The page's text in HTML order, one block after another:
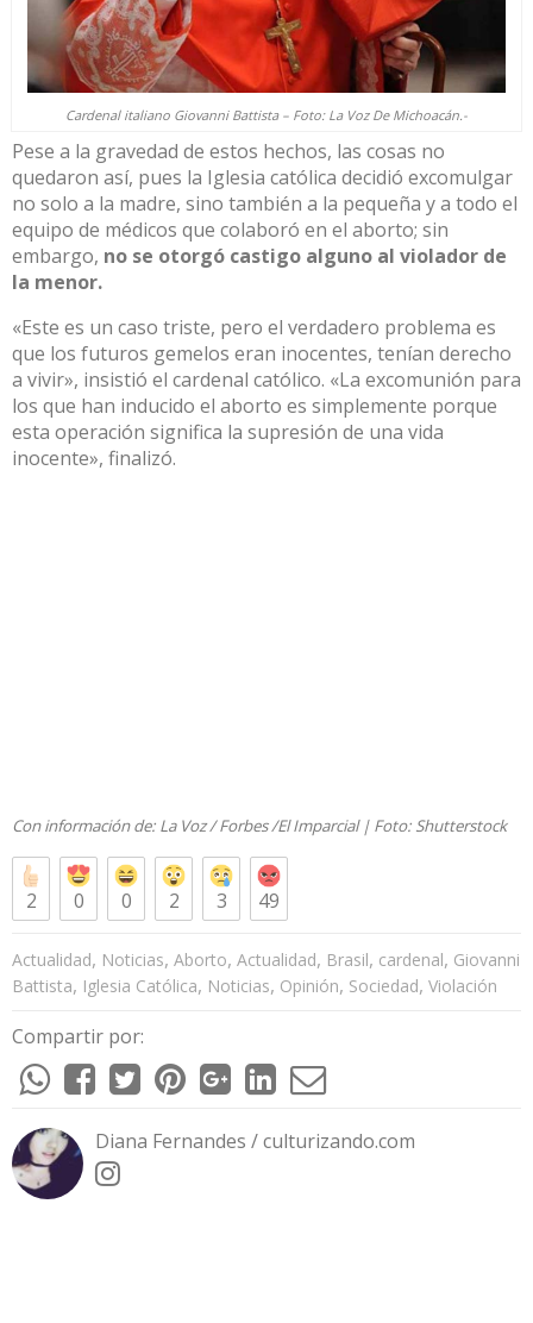
Cardenal italiano Giovanni Battista – Foto: La Voz De Michoacán.-
Pese a la gravedad de estos hechos, las cosas no
quedaron así, pues la Iglesia católica decidió excomulgar
no solo a la madre, sino también a la pequeña y a todo el
equipo de médicos que colaboró en el aborto; sin
embargo, no se otorgó castigo alguno al violador de
la menor.
«Este es un caso triste, pero el verdadero problema es
que los futuros gemelos eran inocentes, tenían derecho
a vivir», insistió el cardenal católico. «La excomunión para
los que han inducido el aborto es simplemente porque
esta operación significa la supresión de una vida
inocente», finalizó.
Con información de: La Voz/Forbes/El Imparcial| Foto: Shutterstock
2 0 0 2 3 49
Actualidad, Noticias, Aborto, Actualidad, Brasil, cardenal, Giovanni
Battista, Iglesia Católica, Noticias, Opinión, Sociedad, Violación
Compartir por:
Diana Fernandes / culturizando.com